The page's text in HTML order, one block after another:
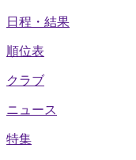
日程・結果
順位表
クラブ
ニュース
特集